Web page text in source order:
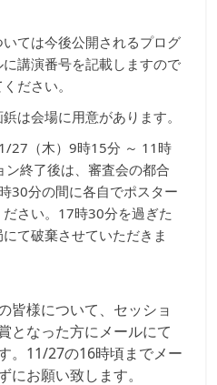
ては今後公開されるプログ
講演番号を記載しますので
ださい。
は会場に用意があります。
27（木）9時15分 ～ 11時
終了後は、審査会の都合
30分の間に各自でポスター
さい。17時30分を過ぎた
て破棄させていただきま
皆様について、セッショ
となった方にメールにて
。11/27の16時頃までメー
にお願い致します。